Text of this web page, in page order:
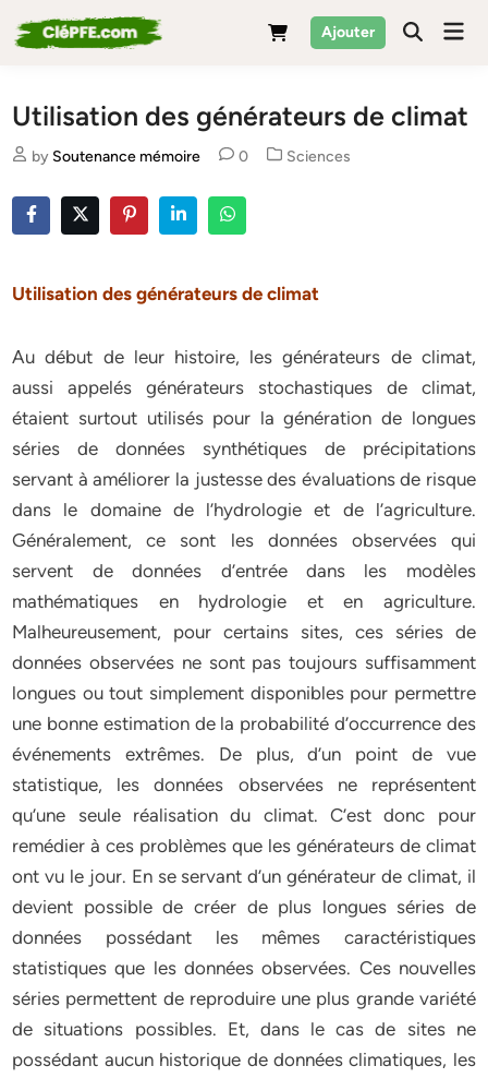
to
Ajouter
Utilisation des générateurs de climat
by Soutenance mémoire 0
Posted
Sciences
Utilisation des générateurs de climat
Au début de leur histoire, les générateurs de climat,
aussi appelés générateurs stochastiques de climat,
étaient surtout utilisés pour la génération de longues
séries de données synthétiques de précipitations
servant à améliorer la justesse des évaluations de risque
dans le domaine de l’hydrologie et de l’agriculture.
Généralement, ce sont les données observées qui
servent de données d’entrée dans les modèles
mathématiques en hydrologie et en agriculture.
Malheureusement, pour certains sites, ces séries de
données observées ne sont pas toujours suffisamment
longues ou tout simplement disponibles pour permettre
une bonne estimation de la probabilité d’occurrence des
événements extrêmes. De plus, d’un point de vue
statistique, les données observées ne représentent
qu’une seule réalisation du climat. C’est donc pour
remédier à ces problèmes que les générateurs de climat
ont vu le jour. En se servant d’un générateur de climat, il
devient possible de créer de plus longues séries de
données possédant les mêmes caractéristiques
statistiques que les données observées. Ces nouvelles
séries permettent de reproduire une plus grande variété
de situations possibles. Et, dans le cas de sites ne
possédant aucun historique de données climatiques, les